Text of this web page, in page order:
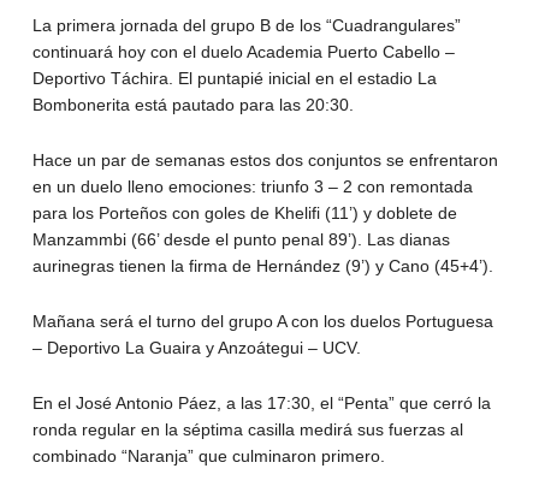
La primera jornada del grupo B de los “Cuadrangulares”
continuará hoy con el duelo Academia Puerto Cabello –
Deportivo Táchira. El puntapié inicial en el estadio La
Bombonerita está pautado para las 20:30.
Hace un par de semanas estos dos conjuntos se enfrentaron
en un duelo lleno emociones: triunfo 3 – 2 con remontada
para los Porteños con goles de Khelifi (11’) y doblete de
Manzammbi (66’ desde el punto penal 89’). Las dianas
aurinegras tienen la firma de Hernández (9’) y Cano (45+4’).
Mañana será el turno del grupo A con los duelos Portuguesa
– Deportivo La Guaira y Anzoátegui – UCV.
En el José Antonio Páez, a las 17:30, el “Penta” que cerró la
ronda regular en la séptima casilla medirá sus fuerzas al
combinado “Naranja” que culminaron primero.